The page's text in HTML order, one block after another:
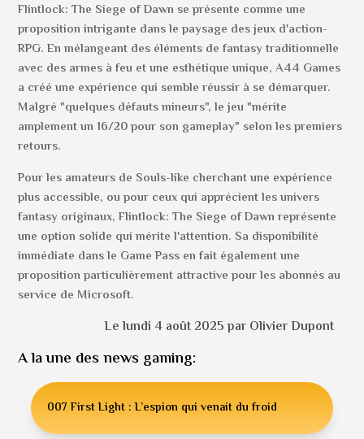
Flintlock: The Siege of Dawn se présente comme une
proposition intrigante dans le paysage des jeux d'action-
RPG. En mélangeant des éléments de fantasy traditionnelle
avec des armes à feu et une esthétique unique, A44 Games
a créé une expérience qui semble réussir à se démarquer.
Malgré "quelques défauts mineurs", le jeu "mérite
amplement un 16/20 pour son gameplay" selon les premiers
retours.
Pour les amateurs de Souls-like cherchant une expérience
plus accessible, ou pour ceux qui apprécient les univers
fantasy originaux, Flintlock: The Siege of Dawn représente
une option solide qui mérite l'attention. Sa disponibilité
immédiate dans le Game Pass en fait également une
proposition particulièrement attractive pour les abonnés au
service de Microsoft.
Le lundi 4 août 2025 par Olivier Dupont
A la une des news gaming:
007 First Light : L’espion qui venait du froid